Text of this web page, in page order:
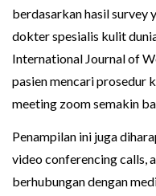
berdasarkan hasil survey
dokter spesialis kulit
International Journal of
pasien mencari prosedur
meeting zoom semakin
Penampilan ini juga
video conferencing calls,
berhubungan dengan